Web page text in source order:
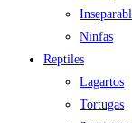
Ninfas
Reptiles
Lagartos
Tortugas